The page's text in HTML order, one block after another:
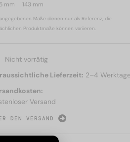
mm 143 mm
Maße dienen nur als Referenz; die
Produktmaße können variieren.
Nicht vorrätig
Lieferzeit: 2–4 Werktage
Versand
DEN VERSAND